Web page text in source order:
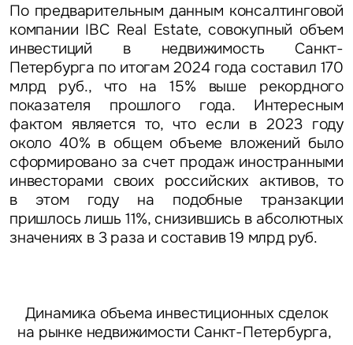
По предварительным данным консалтинговой
компании IBC Real Estate, совокупный объем
инвестиций в недвижимость Санкт-
Петербурга по итогам 2024 года составил 170
млрд руб., что на 15% выше рекордного
показателя прошлого года. Интересным
фактом является то, что если в 2023 году
около 40% в общем объеме вложений было
сформировано за счет продаж иностранными
инвесторами своих российских активов, то
в этом году на подобные транзакции
пришлось лишь 11%, снизившись в абсолютных
значениях в 3 раза и составив 19 млрд руб.
Динамика объема инвестиционных сделок
на рынке недвижимости Санкт-Петербурга,